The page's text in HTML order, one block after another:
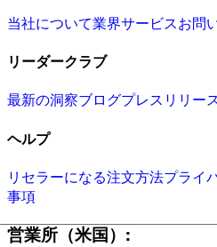
当社について業界サービスお問
リーダークラブ
最新の洞察ブログプレスリリー
ヘルプ
リセラーになる注文方法プライ
事項
営業所（米国）: